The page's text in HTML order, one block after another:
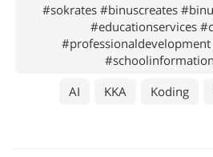
#sokrates #binuscreates
#educationservices
AI
KKA Koding